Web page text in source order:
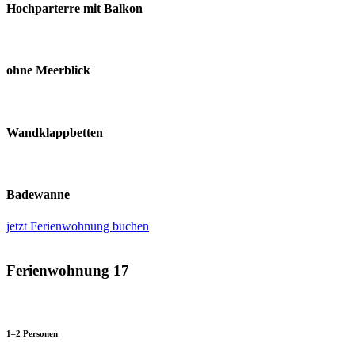
Hochparterre mit Balkon
ohne Meerblick
Wandklappbetten
Badewanne
jetzt Ferienwohnung buchen
Ferienwohnung 17
1–2 Personen